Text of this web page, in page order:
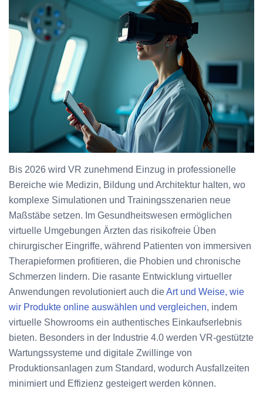
Bis 2026 wird VR zunehmend Einzug in professionelle
Bereiche wie Medizin, Bildung und Architektur halten, wo
komplexe Simulationen und Trainingsszenarien neue
Maßstäbe setzen. Im Gesundheitswesen ermöglichen
virtuelle Umgebungen Ärzten das risikofreie Üben
chirurgischer Eingriffe, während Patienten von immersiven
Therapieformen profitieren, die Phobien und chronische
Schmerzen lindern. Die rasante Entwicklung virtueller
Anwendungen revolutioniert auch dieArt und Weise, wie
wir Produkte online auswählen und vergleichen, indem
virtuelle Showrooms ein authentisches Einkaufserlebnis
bieten. Besonders in der Industrie 4.0 werden VR-gestützte
Wartungssysteme und digitale Zwillinge von
Produktionsanlagen zum Standard, wodurch Ausfallzeiten
minimiert und Effizienz gesteigert werden können.